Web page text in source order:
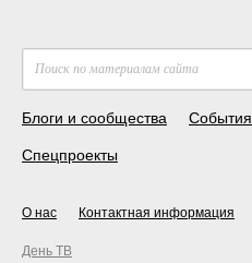
Блоги и сообщества События
Спецпроекты
О нас Контактная информация
День ТВ